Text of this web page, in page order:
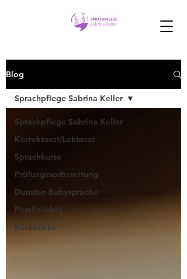
Blog
Sprachpflege Sabrina Keller
Korrektorat/Lektorat
Sprachkurse
Prüfungsvorbereitung
Dunstan Babysprache
Persönliches
Rückblicke
Sprachpflege Sabrina Keller